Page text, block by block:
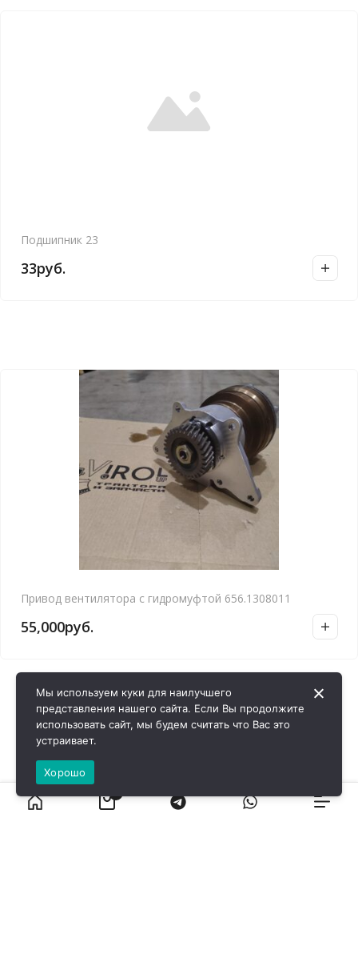
Подшипник 23
33руб.
Привод вентилятора с гидромуфтой 656.1308011
55,000руб.
Мы используем куки для наилучшего
представления нашего сайта. Если Вы продолжите
использовать сайт, мы будем считать что Вас это
устраивает.
Хорошо